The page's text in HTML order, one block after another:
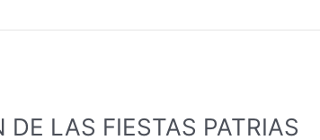
DE LAS FIESTAS PATRIAS